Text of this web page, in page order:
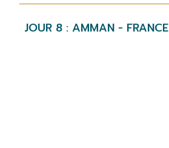
JOUR 8 : AMMAN - FRANCE